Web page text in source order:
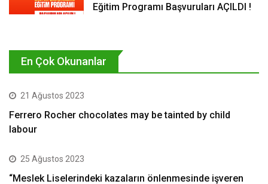
Eğitim Programı Başvuruları AÇILDI !
En Çok Okunanlar
21 Ağustos 2023
Ferrero Rocher chocolates may be tainted by child
labour
25 Ağustos 2023
“Meslek Liselerindeki kazaların önlenmesinde işveren